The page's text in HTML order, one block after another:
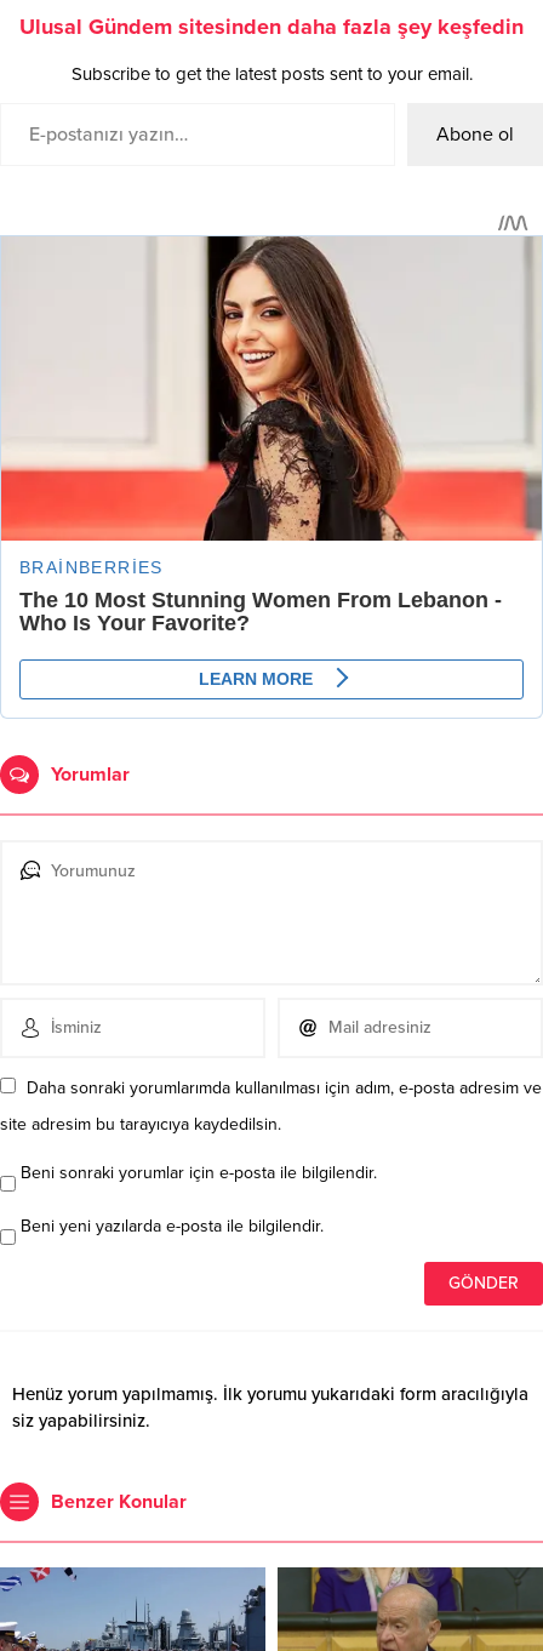
Ulusal Gündem sitesinden daha fazla şey keşfedin
Subscribe to get the latest posts sent to your email.
Abone ol
Yorumlar
Daha sonraki yorumlarımda kullanılması için adım, e-posta adresim ve
site adresim bu tarayıcıya kaydedilsin.
Beni sonraki yorumlar için e-posta ile bilgilendir.
Beni yeni yazılarda e-posta ile bilgilendir.
Henüz yorum yapılmamış. İlk yorumu yukarıdaki form aracılığıyla
siz yapabilirsiniz.
Benzer Konular